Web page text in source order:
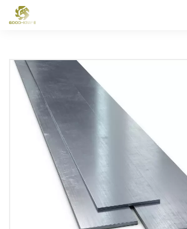
Deutsch
русский
español